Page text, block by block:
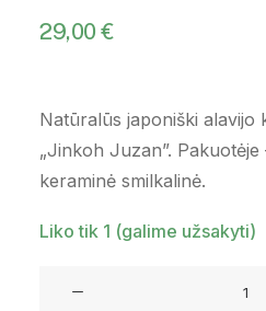
29,00€
Natūralūs japoniški alavijo
„Jinkoh Juzan”.
keraminė smilkalinė.
Liko tik 1 (galime užsakyti)